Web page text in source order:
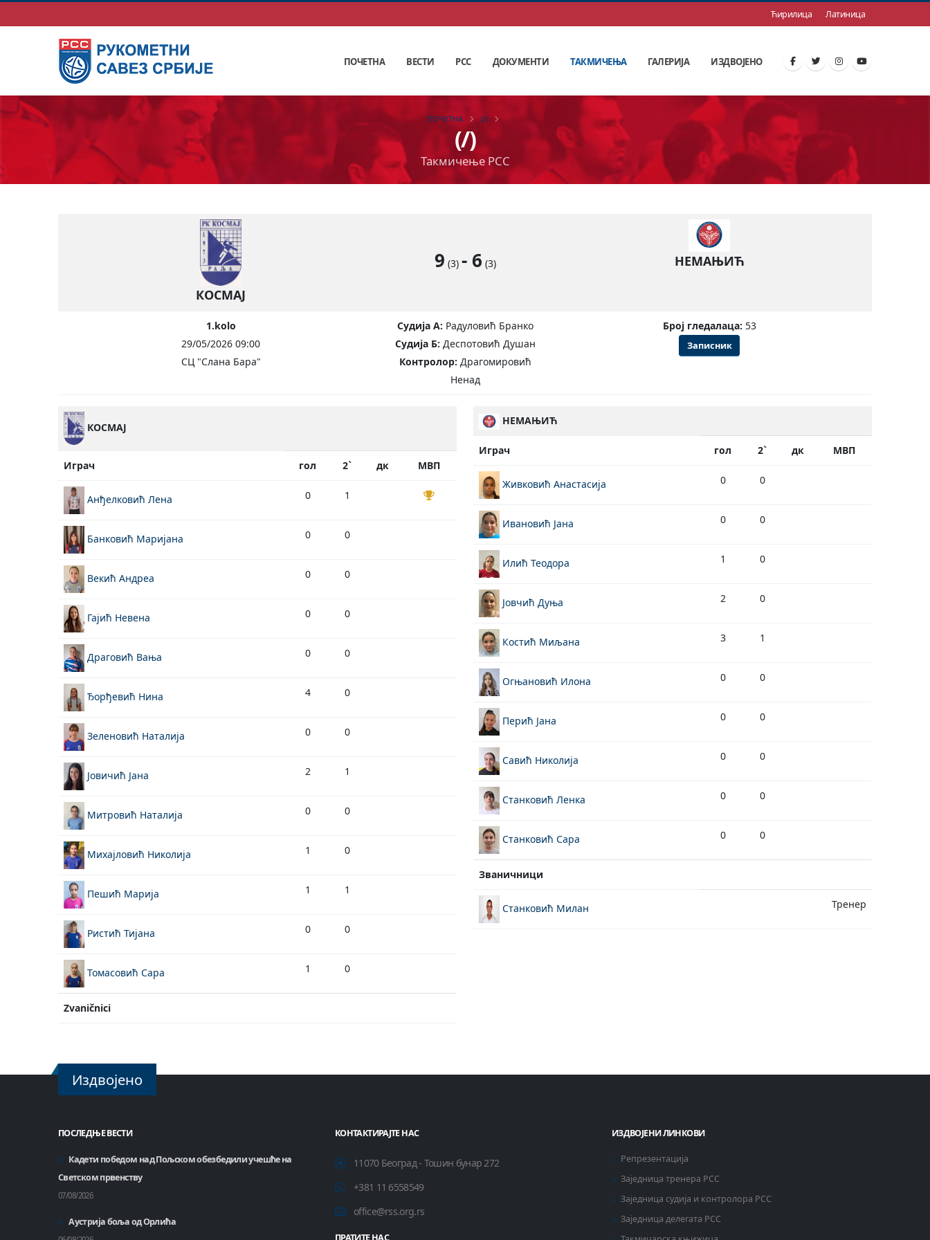
Ћирилица Латиница
ПОЧЕТНА ВЕСТИ РСС ДОКУМЕНТИ ТАКМИЧЕЊА ГАЛЕРИЈА ИЗДВОЈЕНО
(/)
Такмичење РСС
ПОЧЕТНА (/)
КОСМАЈ
9 (3) - 6 (3) НЕМАЊИЋ
1.kolo
29/05/2026 09:00
СЦ "Слана Бара"
Судија А: Радуловић Бранко
Судија Б: Деспотовић Душан
Контролор: Драгомировић
Ненад
Број гледалаца: 53
Записник
КОСМАЈ
Играч гол 2` дк МВП
Анђелковић Лена 0 1
Банковић Маријана 0 0
Векић Андреа 0 0
Гајић Невена 0 0
Драговић Вања 0 0
Ђорђевић Нина 4 0
Зеленовић Наталија 0 0
Јовичић Јана 2 1
Митровић Наталија 0 0
Михајловић Николија 1 0
Пешић Марија 1 1
Ристић Тијана 0 0
Томасовић Сара 1 0
Zvaničnici
НЕМАЊИЋ
Играч гол 2` дк МВП
Живковић Анастасија 0 0
Ивановић Јана 0 0
Илић Теодора 1 0
Јовчић Дуња 2 0
Костић Миљана 3 1
Огњановић Илона 0 0
Перић Јана 0 0
Савић Николија 0 0
Станковић Ленка 0 0
Станковић Сара 0 0
Званичници
Станковић Милан Тренер
Издвојено
ПОСЛЕДЊЕ ВЕСТИ
Кадети победом над Пољском обезбедили учешће на
Светском првенству
07/08/2026
Аустрија боља од Орлића
КОНТАКТИРАЈТЕ НАС
11070 Београд - Тошин бунар 272
+381 11 6558549
office@rss.org.rs
ПРАТИТЕ НАС
ИЗДВОЈЕНИ ЛИНКОВИ
Репрезентација
Заједница тренера РСС
Заједница судија и контролора РСС
Заједница делегата РСС